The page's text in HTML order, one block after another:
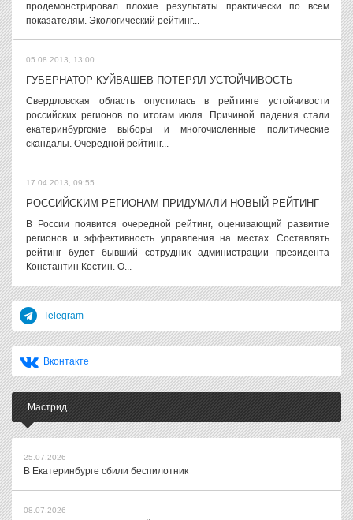
продемонстрировал плохие результаты практически по всем
показателям. Экологический рейтинг...
05.08.2013, 13:00
ГУБЕРНАТОР КУЙВАШЕВ ПОТЕРЯЛ УСТОЙЧИВОСТЬ
Свердловская область опустилась в рейтинге устойчивости
российских регионов по итогам июля. Причиной падения стали
екатеринбургские выборы и многочисленные политические
скандалы. Очередной рейтинг...
17.04.2013, 09:55
РОССИЙСКИМ РЕГИОНАМ ПРИДУМАЛИ НОВЫЙ РЕЙТИНГ
В России появится очередной рейтинг, оценивающий развитие
регионов и эффективность управления на местах. Составлять
рейтинг будет бывший сотрудник администрации президента
Константин Костин. О...
Telegram
Вконтакте
Мастрид
25.07.2026
В Екатеринбурге сбили беспилотник
08.07.2026